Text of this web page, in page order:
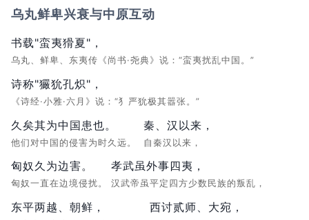
乌丸鲜卑兴衰与中原互动
书载"蛮夷猾夏"，
乌丸、鲜卑、东夷传《尚书·尧典》说：“蛮夷扰乱中国。”
诗称"玁狁孔炽"，
《诗经·小雅·六月》说：“犭严狁极其嚣张。”
久矣其为中国患也。
他们对中国的侵害为时久远。
秦、汉以来，
自秦汉以来，
匈奴久为边害。
匈奴一直在边境侵扰。
孝武虽外事四夷，
汉武帝虽平定四方少数民族的叛乱，
东平两越、朝鲜， 西讨贰师、大宛，